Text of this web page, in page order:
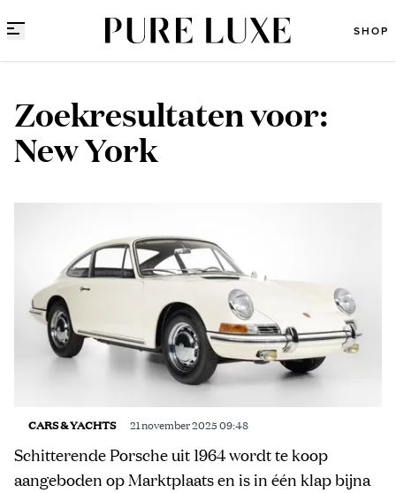
SHOP
Zoekresultaten voor:
New York
CARS & YACHTS 21 november 2025 09:48
Schitterende Porsche uit 1964 wordt te koop
aangeboden op Marktplaats en is in één klap bijna